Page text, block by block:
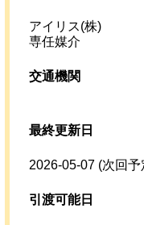
アイリス(株)
専任媒介
交通機関
最終更新日
2026-05-07 (次回
引渡可能日